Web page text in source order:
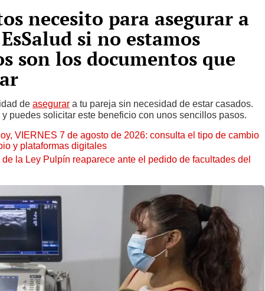
necesito para asegurar a
si no estamos
son los documentos que
de asegurar a tu pareja sin necesidad de estar casados.
puedes solicitar este beneficio con unos sencillos pasos.
VIERNES 7 de agosto de 2026: consulta el tipo de cambio
y plataformas digitales
la Ley Pulpín reaparece ante el pedido de facultades del